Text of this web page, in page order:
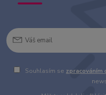
Souhlasím se zpracováním